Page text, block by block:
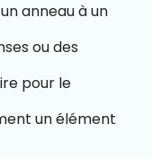
anneau à un
ou des
pour le
un élément